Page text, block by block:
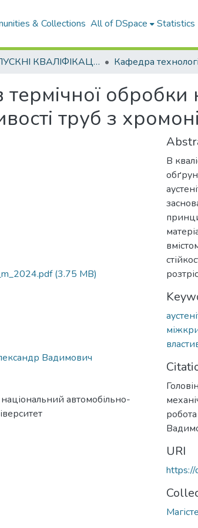
& Collections All of DSpace Statistics
ВИПУСКНІ КВАЛІФІКАЦІЙНІ РОБОТИ
обробки
труб з
(3.75 MB)
Вадимович
автомобільно-
В
URI
https://